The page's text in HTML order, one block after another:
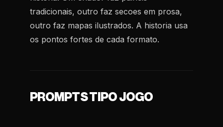
tradicionais, outro faz secoes em prosa,
outro faz mapas ilustrados. A historia usa
os pontos fortes de cada formato.
PROMPTS TIPO JOGO